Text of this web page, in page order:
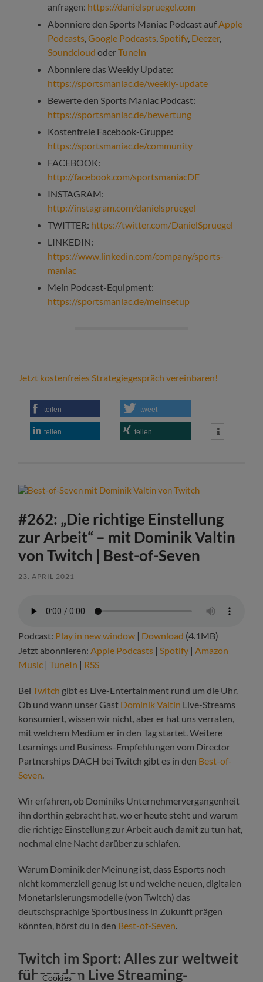
anfragen: https://danielspruegel.com
Abonniere den Sports Maniac Podcast auf Apple
Podcasts ,Google Podcasts Spotify, Deezer,
Soundcloud oderTuneIn
Abonniere das Weekly Update:
https://sportsmaniac.de/weekly-update
Bewerte den Sports Maniac Podcast:
https://sportsmaniac.de/bewertung
Kostenfreie Facebook-Gruppe:
https://sportsmaniac.de/community
FACEBOOK:
http://facebook.com/sportsmaniacDE
INSTAGRAM:
http://instagram.com/danielspruegel
TWITTER: https://twitter.com/DanielSpruegel
LINKEDIN:
https://www.linkedin.com/company/sports-
maniac
Mein Podcast-Equipment:
https://sportsmaniac.de/meinsetup
Jetzt kostenfreies Strategiegespräch vereinbaren!
teilen tweet
teilen teilen
#262: „Die richtige Einstellung
zur Arbeit“ – mit Dominik Valtin
von Twitch | Best-of-Seven
23. APRIL 2021
Podcast: Play in new window | Download (4.1MB)
Jetzt abonnieren: Apple Podcasts | Spotify | Amazon
Music |TuneIn | RSS
BeiTwitch gibt es Live-Entertainment rund um die Uhr.
Ob und wann unser Gast Dominik Valtin Live-Streams
konsumiert, wissen wir nicht, aber er hat uns verraten,
mit welchem Medium er in den Tag startet. Weitere
Learnings und Business-Empfehlungen vom Director
Partnerships DACH bei Twitch gibt es in den Best-of-
Seven
Wir erfahren, ob Dominiks Unternehmervergangenheit
ihn dorthin gebracht hat, wo er heute steht und warum
die richtige Einstellung zur Arbeit auch damit zu tun hat,
nochmal eine Nacht darüber zu schlafen.
Warum Dominik der Meinung ist, dass Esports noch
nicht kommerziell genug ist und welche neuen, digitalen
Monetarisierungsmodelle (von Twitch) das
deutschsprachige Sportbusiness in Zukunft prägen
könnten, hörst du in den Best-of-Seven
Twitch im Sport: Alles zur weltweit
führenden Live Streaming-
Cookies